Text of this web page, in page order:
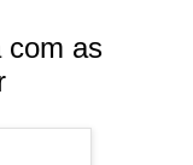
com as